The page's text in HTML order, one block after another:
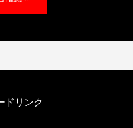
ドリンク